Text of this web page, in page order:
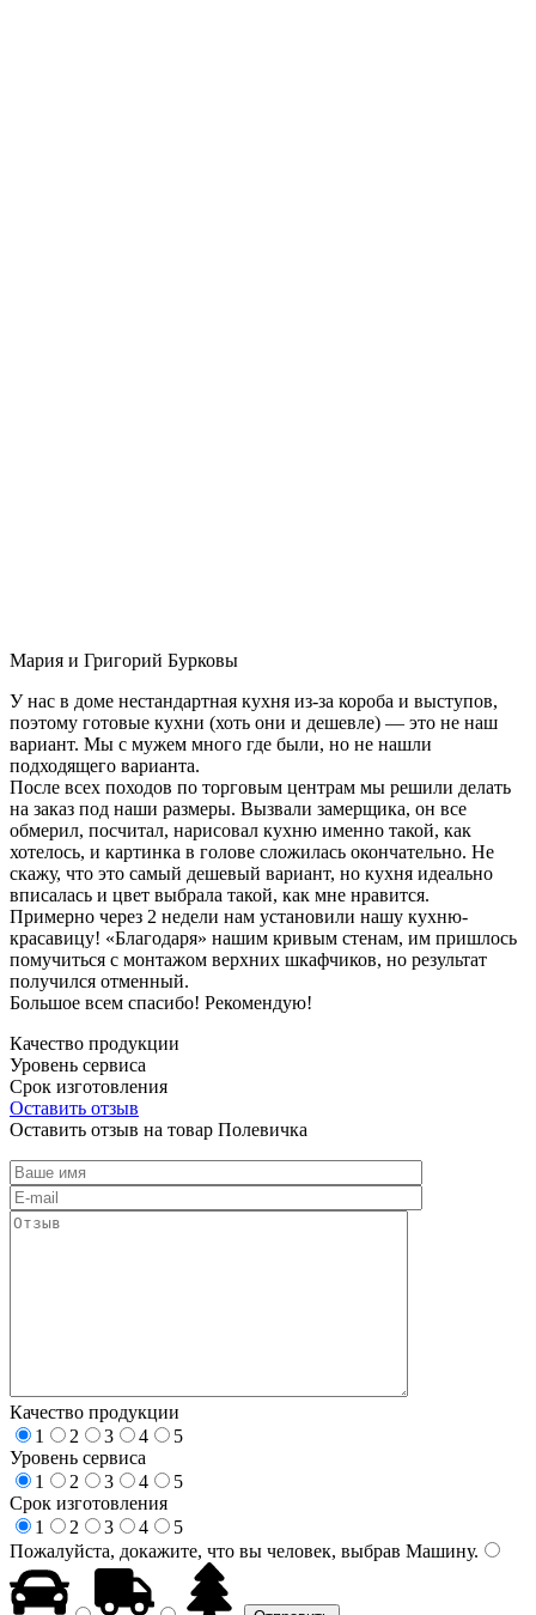
Мария и Григорий Бурковы
У нас в доме нестандартная кухня из-за короба и выступов,
поэтому готовые кухни (хоть они и дешевле) — это не наш
вариант. Мы с мужем много где были, но не нашли
подходящего варианта.
После всех походов по торговым центрам мы решили делать
на заказ под наши размеры. Вызвали замерщика, он все
обмерил, посчитал, нарисовал кухню именно такой, как
хотелось, и картинка в голове сложилась окончательно. Не
скажу, что это самый дешевый вариант, но кухня идеально
вписалась и цвет выбрала такой, как мне нравится.
Примерно через 2 недели нам установили нашу кухню-
красавицу! «Благодаря» нашим кривым стенам, им пришлось
помучиться с монтажом верхних шкафчиков, но результат
получился отменный.
Большое всем спасибо! Рекомендую!
Качество продукции
Уровень сервиса
Срок изготовления
Оставить отзыв
Оставить отзыв на товар Полевичка
Качество продукции
1
2 3 4
5
Уровень сервиса
1
2 3 4
5
Срок изготовления
1
2 3 4
5
Пожалуйста, докажите, что вы человек, выбрав Машину.